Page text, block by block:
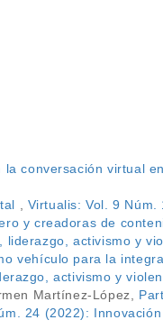
conversación virtual
Virtualis: Vol. 9 Núm.
y creadoras de
activismo y
vehículo para la
activismo y
Martínez-López,
24 (2022):